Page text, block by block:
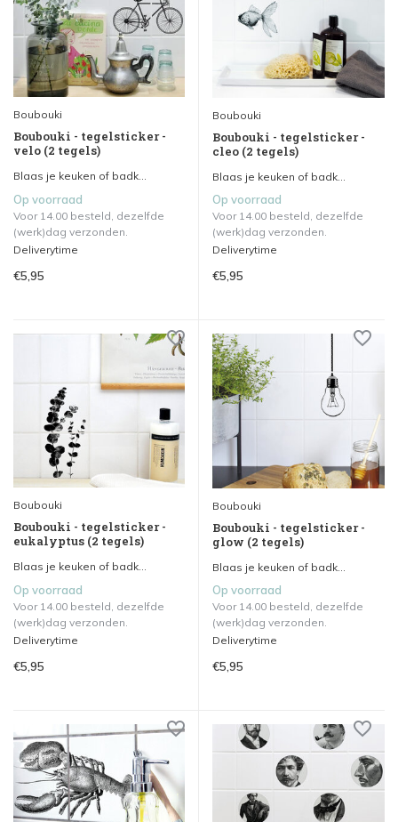
Boubouki
Boubouki - tegelsticker -
velo (2 tegels)
Blaas je keuken of badk...
Op voorraad
Voor 14.00 besteld, dezelfde
(werk)dag verzonden.
Deliverytime
€5,95
Boubouki
Boubouki - tegelsticker -
cleo (2 tegels)
Blaas je keuken of badk...
Op voorraad
Voor 14.00 besteld, dezelfde
(werk)dag verzonden.
Deliverytime
€5,95
Boubouki
Boubouki - tegelsticker -
eukalyptus (2 tegels)
Blaas je keuken of badk...
Op voorraad
Voor 14.00 besteld, dezelfde
(werk)dag verzonden.
Deliverytime
€5,95
Boubouki
Boubouki - tegelsticker -
glow (2 tegels)
Blaas je keuken of badk...
Op voorraad
Voor 14.00 besteld, dezelfde
(werk)dag verzonden.
Deliverytime
€5,95